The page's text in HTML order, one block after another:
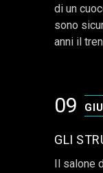
di un
sono
anni il
09 GIU
GLI
Il salone